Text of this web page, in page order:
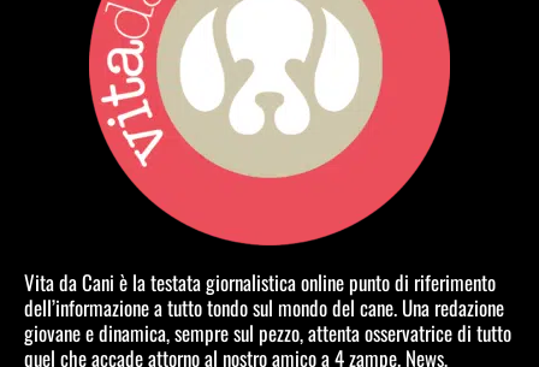
Vita da Cani è la testata giornalistica online punto di riferimento
dell’informazione a tutto tondo sul mondo del cane. Una redazione
giovane e dinamica, sempre sul pezzo, attenta osservatrice di tutto
quel che accade attorno al nostro amico a 4 zampe. News,